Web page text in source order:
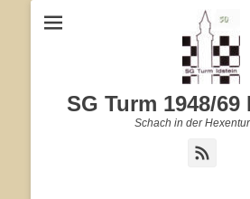
SG Turm 1948/
Schach in der